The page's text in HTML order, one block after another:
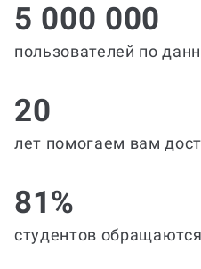
5 000 000
пользователей по
20
лет помогаем вам
81%
студентов